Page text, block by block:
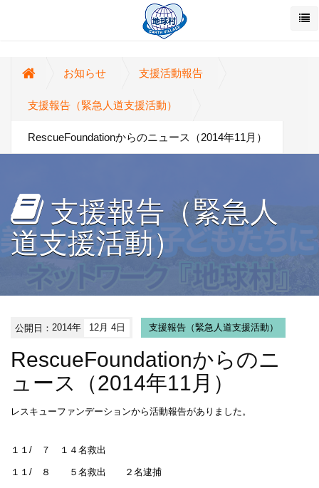
お知らせ 支援活動報告
支援報告（緊急人道支援活動）
RescueFoundationからのニュース（2014年11月）
支援報告（緊急人
道支援活動）
公開日：2014年 12月 4日 支援報告（緊急人道支援活動）
RescueFoundationからのニ
ュース（2014年11月）
レスキューファンデーションから活動報告がありました。
１１/ ７ １４名救出
１１/ ８ ５名救出 ２名逮捕